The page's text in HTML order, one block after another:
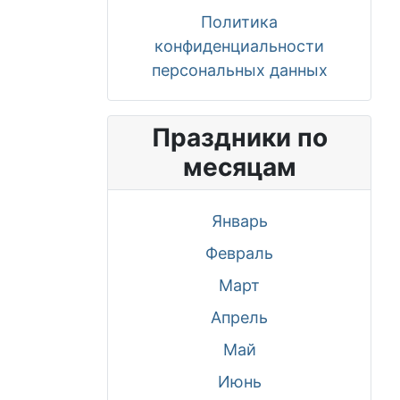
Политика
конфиденциальности
персональных данных
Праздники по
месяцам
Январь
Февраль
Март
Апрель
Май
Июнь